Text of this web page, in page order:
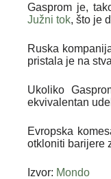
Gasprom je,
Južni tok, što je
Ruska
pristala je na
Ukoliko
ekvivalentan
Evropska
otkloniti barijere
Izvor: Mondo